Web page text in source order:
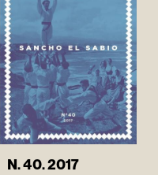
N. 40. 2017